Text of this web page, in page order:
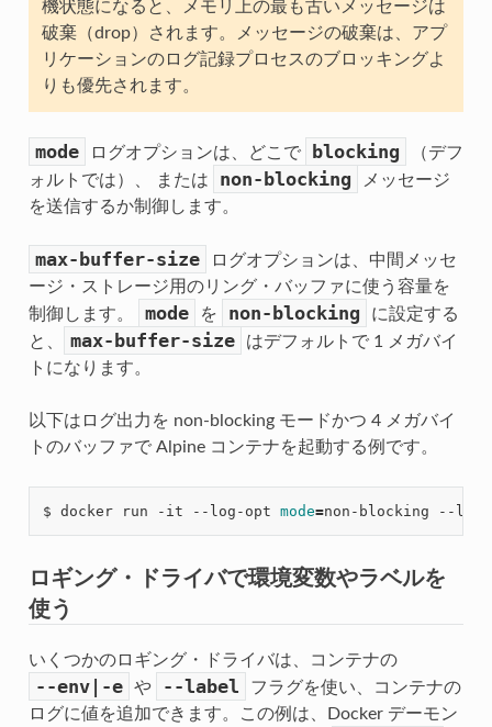
機状態になると、メモリ上の最も古いメッセージは
破棄（drop）されます。メッセージの破棄は、アプ
リケーションのログ記録プロセスのブロッキングよ
りも優先されます。
mode ログオプションは、どこで blocking
（デフ
ォルトでは）、 または
non-blocking
メッセージ
を送信するか制御します。
max-buffer-size
ログオプションは、中間メッセ
ージ・ストレージ用のリング・バッファに使う容量を
制御します。
mode を non-blocking
に設定する
と、
max-buffer-size
はデフォルトで 1 メガバイ
トになります。
以下はログ出力を non-blocking モードかつ 4 メガバイ
トのバッファで Alpine コンテナを起動する例です。
$ docker run -it --log-opt mode=non-blocking --
ロギング・ドライバで環境変数やラベルを
使う
いくつかのロギング・ドライバは、コンテナの
--env|-e や --label
フラグを使い、コンテナの
ログに値を追加できます。この例は、Docker デーモン